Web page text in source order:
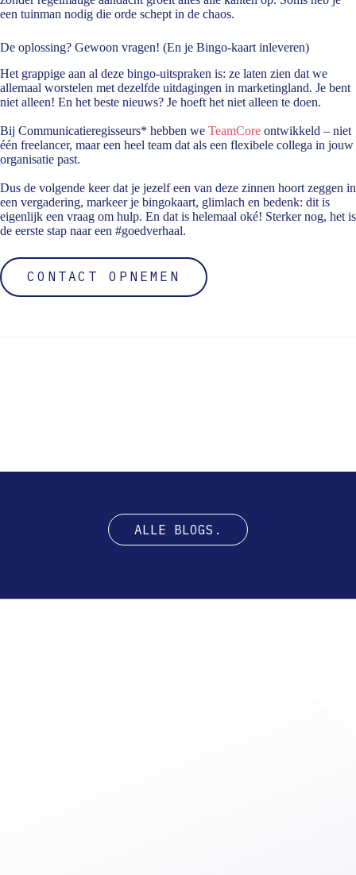
een tuinman nodig die orde schept in de chaos.
De oplossing? Gewoon vragen! (En je Bingo-kaart inleveren)
Het grappige aan al deze bingo-uitspraken is: ze laten zien dat we
allemaal worstelen met dezelfde uitdagingen in marketingland. Je bent
niet alleen! En het beste nieuws? Je hoeft het niet alleen te doen.
Bij Communicatieregisseurs* hebben we TeamCore ontwikkeld – niet
één freelancer, maar een heel team dat als een flexibele collega in jouw
organisatie past.
Dus de volgende keer dat je jezelf een van deze zinnen hoort zeggen in
een vergadering, markeer je bingokaart, glimlach en bedenk: dit is
eigenlijk een vraag om hulp. En dat is helemaal oké! Sterker nog, het is
de eerste stap naar een #goedverhaal.
CONTACT OPNEMEN
ALLE BLOGS.